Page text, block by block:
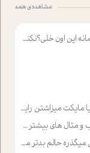
مشاهده ی همه
و شیر میخوردی که به اینا میگی کودک
خبره میره نصب میکنه میخونه ولی هرکسی گوشیش ظرفیتش نداره باتشکر
بیشتر ی ارایه دهید